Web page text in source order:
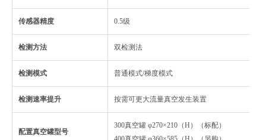
传感器精度 0.5级
检测方法 双检测法
检测模式 普通模式/梯度模式
检测速率提升 按需可更大流量真空发生装置
配置真空罐型号
300真空罐 φ270×210（H）（标配）